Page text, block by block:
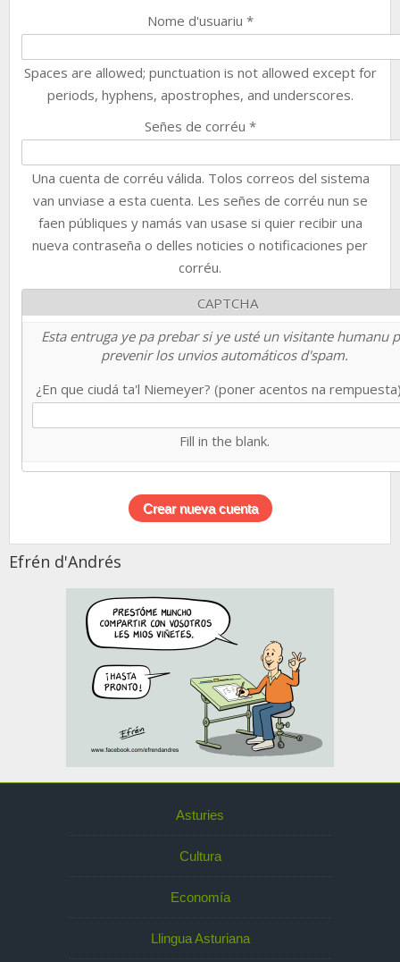
Nome d'usuariu *
Spaces are allowed; punctuation is not allowed except for
periods, hyphens, apostrophes, and underscores.
Señes de corréu *
Una cuenta de corréu válida. Tolos correos del sistema
van unviase a esta cuenta. Les señes de corréu nun se
faen públiques y namás van usase si quier recibir una
nueva contraseña o delles noticies o notificaciones per
corréu.
CAPTCHA
Esta entruga ye pa prebar si ye usté un visitante humanu
prevenir los unvios automáticos d'spam.
¿En que ciudá ta'l Niemeyer? (poner acentos na
Fill in the blank.
Efrén d'Andrés
Asturies
Cultura
Economía
Llingua Asturiana